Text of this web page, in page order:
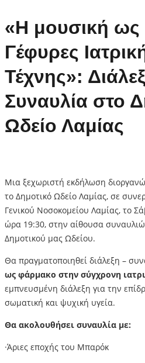
«Η μουσική
Γέφυρες
Τέχνης»:
Συναυλία στο
Ωδείο Λαμίας
Μια ξεχωριστή εκδήλωση
το Δημοτικό Ωδείο Λαμίας, σε
Γενικού Νοσοκομείου Λαμίας, το
ώρα 19:30, στην αίθουσα
Δημοτικού μας Ωδείου.
Θα πραγματοποιηθεί διάλεξη –
ως φάρμακο στην σύγχρονη
εμπνευσμένη διάλεξη για την
σωματική και ψυχική υγεία.
Θα ακολουθήσει συναυλία με:
·Άριες εποχής του Μπαρόκ